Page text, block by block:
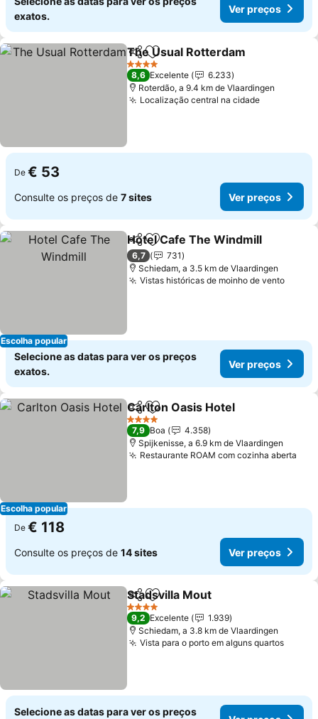
exatos.
Ver preços
PartilharAdicionar aos favoritos
The Usual Rotterdam
4 Estrelas
8,6 Excelente
6.233
Roterdão, a 9.4 km de Vlaardingen
Localização central na cidadeVer preços
De € 53
Consulte os preços de 7 sites Ver preços
Escolha popular
PartilharAdicionar aos favoritos
Hotel Cafe The Windmill
6,7
731
Schiedam, a 3.5 km de Vlaardingen
Vistas históricas de moinho de ventoVer
Selecione as datas para ver os preços
exatos.
Ver preços
Escolha popular
PartilharAdicionar aos favoritos
Carlton Oasis Hotel
4 Estrelas
7,9 Boa
4.358
Spijkenisse, a 6.9 km de Vlaardingen
Restaurante ROAM com cozinha aberta
De € 118
Consulte os preços de 14 sites Ver preços
PartilharAdicionar aos favoritos
Stadsvilla Mout
4 Estrelas
9,2 Excelente
1.939
Schiedam, a 3.8 km de Vlaardingen
Vista para o porto em alguns quartosVer
Selecione as datas para ver os preços